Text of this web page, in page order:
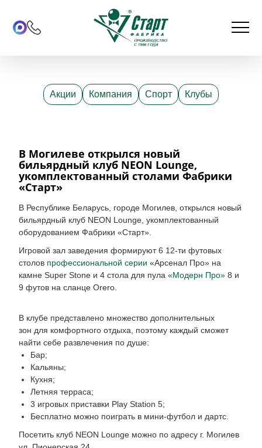
Акции Компания Спорт Клубы
В Могилеве открылся новый
бильярдный клуб NEON Lounge,
укомплектованный столами Фабрики
«Старт»
В Республике Беларусь, городе Могилев, открылся новый
бильярдный клуб NEON Lounge, укомплектованный
оборудованием Фабрики «Старт».
Игровой зал заведения формируют 6 12-ти футовых
столов профессиональной серии «Арсенал Про» на
камне Super Stone и 4 стола для пула «Модерн Про»8 и
9 футов на сланце Orero.
В клубе представлено множество дополнительных
зон для комфортного отдыха, поэтому каждый сможет
найти себе развлечения по душе:
Бар;
Кальяны;
Кухня;
Летняя терраса;
3 игровых приставки Play Station 5;
Бесплатно можно поиграть в мини-футбол и дартс.
Посетить клуб NEON Lounge можно по адресу г. Могилев